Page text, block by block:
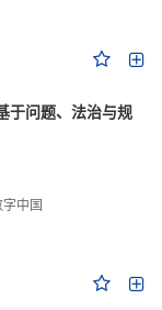
问题、法治与规
中国